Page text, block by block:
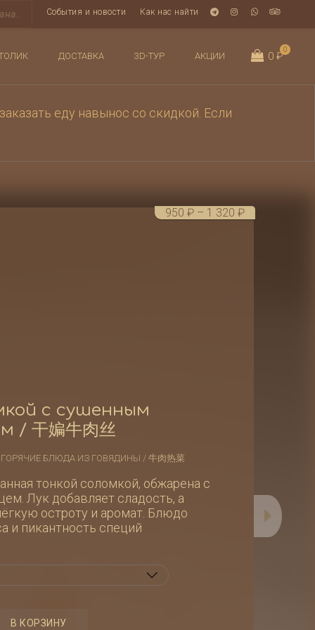
События и новости Как нас найти
0
0 ₽
ДОСТАВКА 3D-ТУР АКЦИИ
еду навынос со скидкой. Если
950 ₽ – 1 320 ₽Диапазон
с сушенным
/ 干媥牛肉丝
ГОРЯЧИЕ БЛЮДА ИЗ ГОВЯДИНЫ / 牛肉热菜
тонкой соломкой, обжарена с
Лук добавляет сладость, а
остроту и аромат. Блюдо
и пикантность специй
В КОРЗИНУ